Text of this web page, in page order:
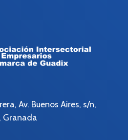
Av. Buenos Aires, s/n,
Granada